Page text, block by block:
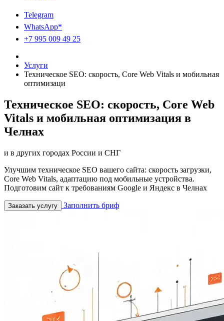
Telegram
WhatsApp*
+7 995 009 49 25
Услуги
Техническое SEO: скорость, Core Web Vitals и мобильная
оптимизаци
Техническое SEO: скорость, Core Web
Vitals и мобильная оптимизация в
Челнах
и в других городах России и СНГ
Улучшим техническое SEO вашего сайта: скорость загрузки,
Core Web Vitals, адаптацию под мобильные устройства.
Подготовим сайт к требованиям Google и Яндекс в Челнах
Заказать услугу Заполнить бриф